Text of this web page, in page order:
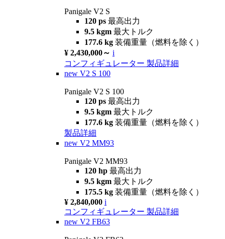
Panigale V2 S
120 ps 最高出力
9.5 kgm 最大トルク
177.6 kg 装備重量（燃料を除く）
¥ 2,430,000～ i
コンフィギュレーター 製品詳細
new V2 S 100
Panigale V2 S 100
120 ps 最高出力
9.5 kgm 最大トルク
177.6 kg 装備重量（燃料を除く）
製品詳細
new V2 MM93
Panigale V2 MM93
120 hp 最高出力
9.5 kgm 最大トルク
175.5 kg 装備重量（燃料を除く）
¥ 2,840,000 i
コンフィギュレーター 製品詳細
new V2 FB63